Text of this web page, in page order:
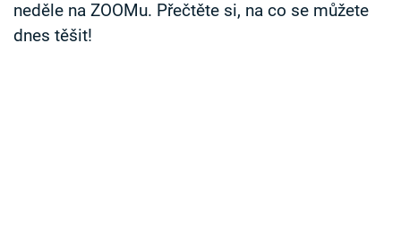
Sledujte nás
neděle na ZOOMu. Přečtěte si, na co se můžete
dnes těšit!